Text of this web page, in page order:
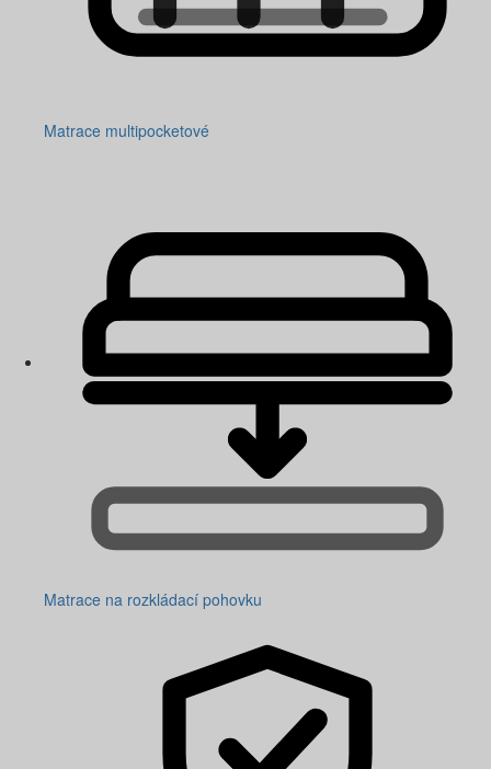
Matrace multipocketové
Matrace na rozkládací pohovku